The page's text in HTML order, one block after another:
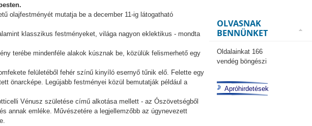
olajfestményét mutatja be a december 11-ig látogatható
klasszikus festményeket, világa nagyon eklektikus - mondta
terébe mindenféle alakok kúsznak be, közülük felismerhető egy
felületéből fehér színű kinyíló esernyő tűnik elő. Felette egy
önarcképe. Legújabb festményei közül bemutatják például a
Vénusz születése című alkotása mellett - az Ószövetségből
annak emléke. Művészetére a legjellemzőbb az úgynevezett
OLVASNAK
BENNÜNKET
Oldalainkat 166
vendég böngészi
Apróhirdetések